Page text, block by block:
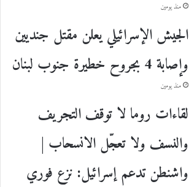
منذ يومين
الجيش الإسرائيلي يعلن مقتل جنديين
وإصابة 4 بجروح خطيرة جنوب لبنان
منذ يومين
لقاءات روما لا توقف التجريف
والنسف ولا تعجّل الانسحاب |
واشنطن تدعم إسرائيل: نزع فوري